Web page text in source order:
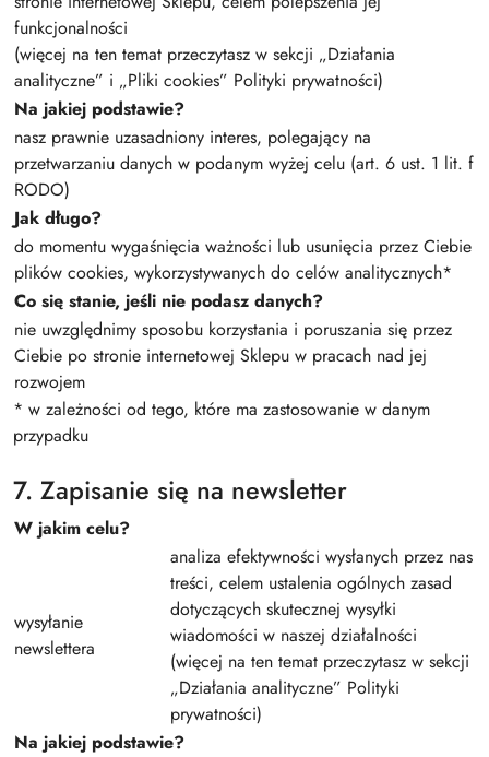
funkcjonalności
(więcej na ten temat przeczytasz w sekcji „Działania
analityczne” i „Pliki cookies” Polityki prywatności)
Na jakiej podstawie?
nasz prawnie uzasadniony interes, polegający na
przetwarzaniu danych w podanym wyżej celu (art. 6 ust. 1 lit. f
RODO)
Jak długo?
do momentu wygaśnięcia ważności lub usunięcia przez Ciebie
plików cookies, wykorzystywanych do celów analitycznych*
Co się stanie, jeśli nie podasz danych?
nie uwzględnimy sposobu korzystania i poruszania się przez
Ciebie po stronie internetowej Sklepu w pracach nad jej
rozwojem
* w zależności od tego, które ma zastosowanie w danym
przypadku
7. Zapisanie się na newsletter
W jakim celu?
wysyłanie
newslettera
analiza efektywności wysłanych przez nas
treści, celem ustalenia ogólnych zasad
dotyczących skutecznej wysyłki
wiadomości w naszej działalności
(więcej na ten temat przeczytasz w sekcji
„Działania analityczne” Polityki
prywatności)
Na jakiej podstawie?